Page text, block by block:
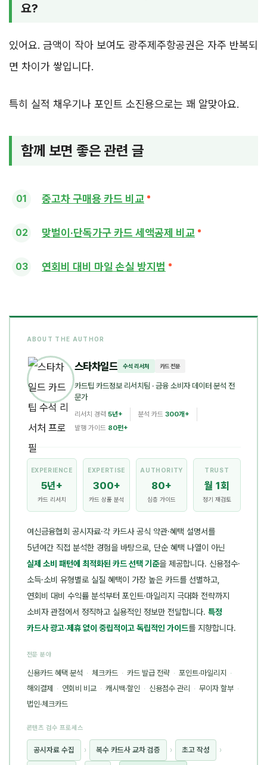
요?
있어요. 금액이 작아 보여도 광주제주항공권은 자주 반복되
면 차이가 쌓입니다.
특히 실적 채우기나 포인트 소진용으로는 꽤 알맞아요.
함께 보면 좋은 관련 글
중고차 구매용 카드 비교
맞벌이·단독가구 카드 세액공제 비교
연회비 대비 마일 손실 방지법
ABOUT THE AUTHOR
스타차일드 수석 리서처 카드 전문
카드팁 카드정보 리서치팀 · 금융 소비자 데이터 분석 전
문가
리서치 경력 5년+ 분석 카드 300개+
발행 가이드 80편+
EXPERIENCE
5년+
카드 리서치
EXPERTISE
300+
카드 상품 분석
AUTHORITY
80+
심층 가이드
TRUST
월 1회
정기 재검토
여신금융협회 공시자료·각 카드사 공식 약관·혜택 설명서를
5년여간 직접 분석한 경험을 바탕으로, 단순 혜택 나열이 아닌
실제 소비 패턴에 최적화된 카드 선택 기준을 제공합니다. 신용점수·
소득·소비 유형별로 실질 혜택이 가장 높은 카드를 선별하고,
연회비 대비 수익률 분석부터 포인트·마일리지 극대화 전략까지
소비자 관점에서 정직하고 실용적인 정보만 전달합니다. 특정
카드사 광고·제휴 없이 중립적이고 독립적인 가이드를 지향합니다.
전문 분야
신용카드 혜택 분석 · 체크카드 · 카드 발급 전략 · 포인트·마일리지 ·
해외결제 · 연회비 비교 · 캐시백·할인 · 신용점수 관리 · 무이자 할부 ·
법인·체크카드
콘텐츠 검수 프로세스
공시자료 수집 › 복수 카드사 교차 검증 › 초고 작성 ›